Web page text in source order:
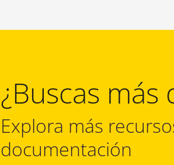
¿Buscas
Explora más
documentación